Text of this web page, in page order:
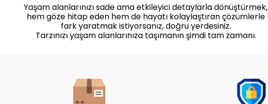
Yaşam alanlarınızı sade ama etkileyici detaylarla dönüştürmek,
hem göze hitap eden hem de hayatı kolaylaştıran çözümlerle
fark yaratmak istiyorsanız, doğru yerdesiniz.
Tarzınızı yaşam alanlarınıza taşımanın şimdi tam zamanı.